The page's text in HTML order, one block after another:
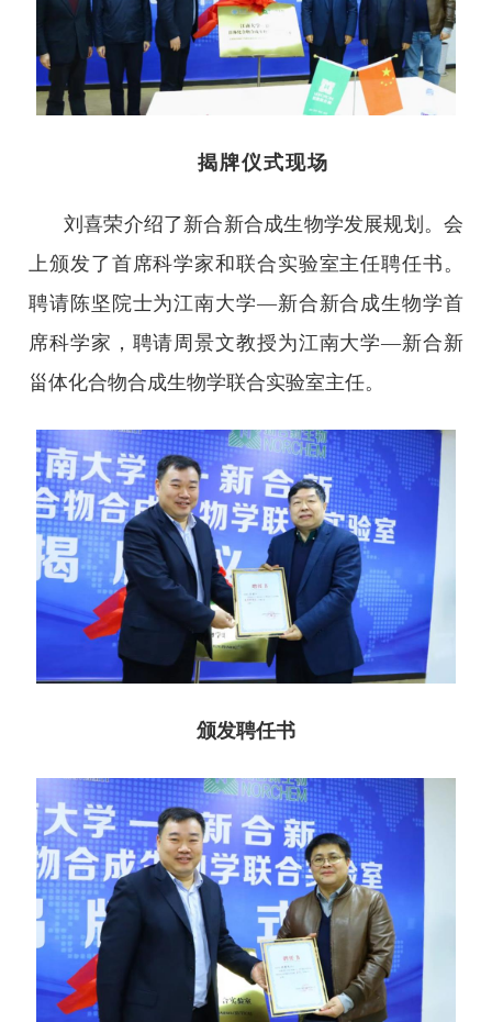
揭牌仪式现场
刘喜荣介绍了新合新合成生物学发展规划。会
上颁发了首席科学家和联合实验室主任聘任书。
聘请陈坚院士为江南大学—新合新合成生物学首
席科学家，聘请周景文教授为江南大学—新合新
甾体化合物合成生物学联合实验室主任。
颁发聘任书